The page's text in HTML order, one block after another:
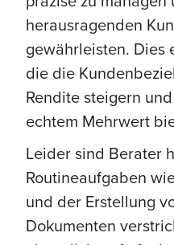
herausragenden
gewährleisten.
die die
Rendite steigern
echtem Mehrwert
Leider sind Berater
Routineaufgaben
und der Erstellung
Dokumenten